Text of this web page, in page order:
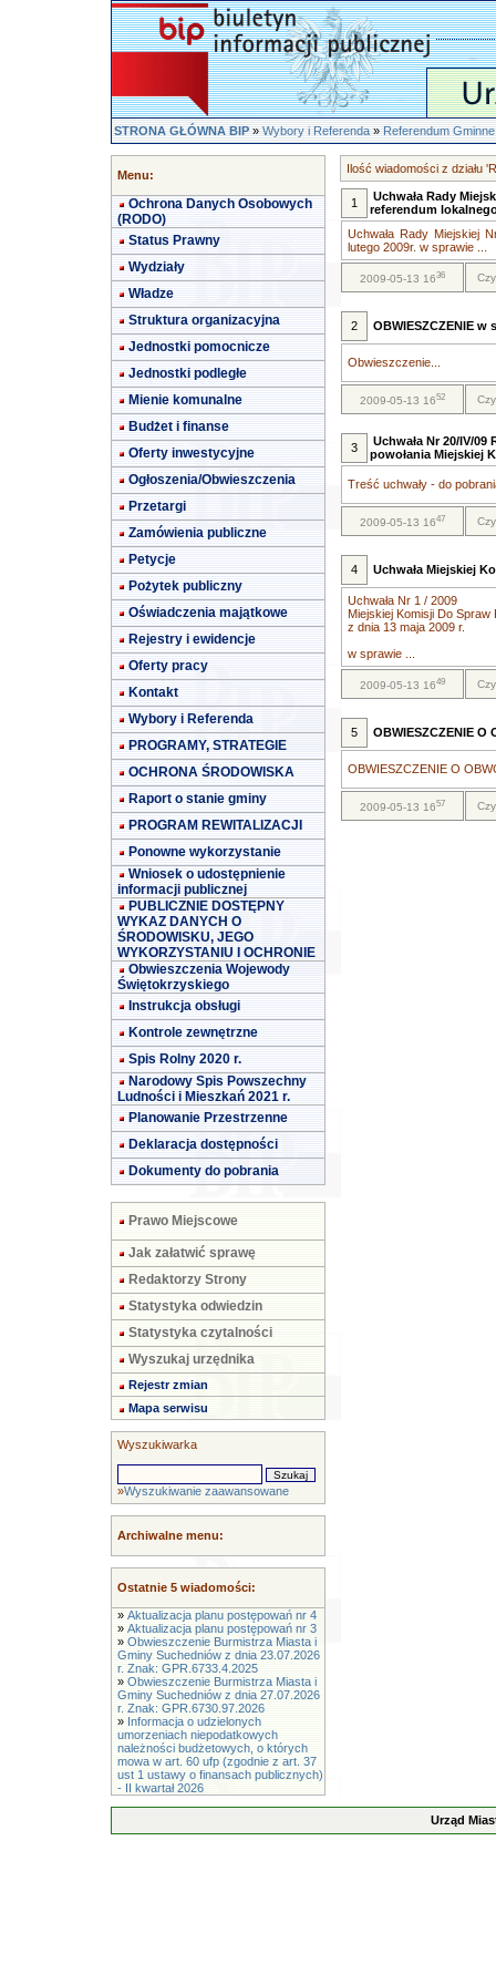
STRONA GŁÓWNA BIP»Wybory i Referenda»Referendum
Menu:
Ochrona Danych Osobowych
(RODO)
Status Prawny
Wydziały
Władze
Struktura organizacyjna
Jednostki pomocnicze
Jednostki podległe
Mienie komunalne
Budżet i finanse
Oferty inwestycyjne
Ogłoszenia/Obwieszczenia
Przetargi
Zamówienia publiczne
Petycje
Pożytek publiczny
Oświadczenia majątkowe
Rejestry i ewidencje
Oferty pracy
Kontakt
Wybory i Referenda
PROGRAMY, STRATEGIE
OCHRONA ŚRODOWISKA
Raport o stanie gminy
PROGRAM REWITALIZACJI
Ponowne wykorzystanie
Wniosek o udostępnienie
informacji publicznej
PUBLICZNIE DOSTĘPNY
WYKAZ DANYCH O
ŚRODOWISKU, JEGO
WYKORZYSTANIU I OCHRONIE
Obwieszczenia Wojewody
Świętokrzyskiego
Instrukcja obsługi
Kontrole zewnętrzne
Spis Rolny 2020 r.
Narodowy Spis Powszechny
Ludności i Mieszkań 2021 r.
Planowanie Przestrzenne
Deklaracja dostępności
Dokumenty do pobrania
Prawo Miejscowe
Jak załatwić sprawę
Redaktorzy Strony
Statystyka odwiedzin
Statystyka czytalności
Wyszukaj urzędnika
Rejestr zmian
Mapa serwisu
Wyszukiwarka
»Wyszukiwanie zaawansowane
Archiwalne menu:
Ostatnie 5 wiadomości:
» Aktualizacja planu postępowań nr 4
» Aktualizacja planu postępowań nr 3
» Obwieszczenie Burmistrza Miasta i
Gminy Suchedniów z dnia 23.07.2026
r. Znak: GPR.6733.4.2025
» Obwieszczenie Burmistrza Miasta i
Gminy Suchedniów z dnia 27.07.2026
r. Znak: GPR.6730.97.2026
» Informacja o udzielonych
umorzeniach niepodatkowych
należności budżetowych, o których
mowa w art. 60 ufp (zgodnie z art. 37
ust 1 ustawy o finansach publicznych)
- II kwartał 2026
Ilość wiadomości z działu
1
Uchwała Rady
referendum
Uchwała Rady Miejskiej
lutego 2009r. w sprawie ...
2009-05-13 1636
2 OBWIESZCZENIE
Obwieszczenie...
2009-05-13 1652
3
Uchwała Nr 20/IV/
powołania Miejskiej
Treść uchwały - do
2009-05-13 1647
4 Uchwała Miejskiej
Uchwała Nr 1 / 2009
Miejskiej Komisji Do Spraw
z dnia 13 maja 2009 r.
w sprawie ...
2009-05-13 1649
5 OBWIESZCZENIE O
OBWIESZCZENIE O
2009-05-13 1657
Urząd